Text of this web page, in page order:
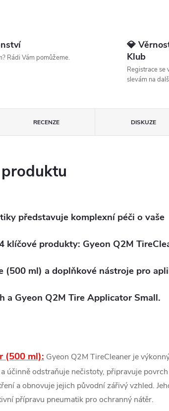
Rádi Vám pomůžeme.
💎
Klub
Registrace se
slevám na
RECENZE DISKUZE
představuje komplexní péči o vaše
klíčové produkty: Gyeon Q2M
(500 ml) a doplňkové nástroje pro
a Gyeon Q2M Tire Applicator Small.
(500 ml): Gyeon Q2M TireCleaner je
účinně odstraňuje nečistoty, připravuje povrch
a obnovuje jejich původní zářivý vzhled.
přípravu pneumatik pro ochranný nátěr.